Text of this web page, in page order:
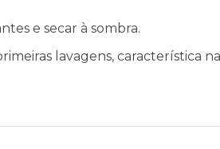
e secar à sombra.
lavagens, característica